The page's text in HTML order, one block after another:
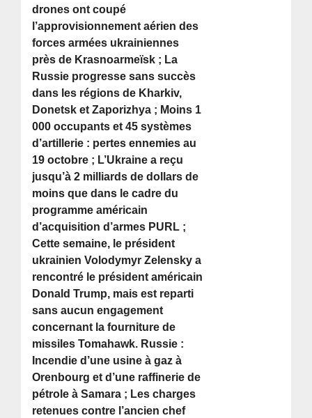
drones ont coupé
l’approvisionnement aérien des
forces armées ukrainiennes
près de Krasnoarmeïsk ; La
Russie progresse sans succès
dans les régions de Kharkiv,
Donetsk et Zaporizhya ; Moins 1
000 occupants et 45 systèmes
d’artillerie : pertes ennemies au
19 octobre ; L’Ukraine a reçu
jusqu’à 2 milliards de dollars de
moins que dans le cadre du
programme américain
d’acquisition d’armes PURL ;
Cette semaine, le président
ukrainien Volodymyr Zelensky a
rencontré le président américain
Donald Trump, mais est reparti
sans aucun engagement
concernant la fourniture de
missiles Tomahawk. Russie :
Incendie d’une usine à gaz à
Orenbourg et d’une raffinerie de
pétrole à Samara ; Les charges
retenues contre l’ancien chef